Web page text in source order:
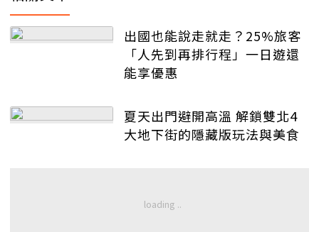
出國也能說走就走？25%旅客
「人先到再排行程」一日遊還
能享優惠
夏天出門避開高溫 解鎖雙北4
大地下街的隱藏版玩法與美食